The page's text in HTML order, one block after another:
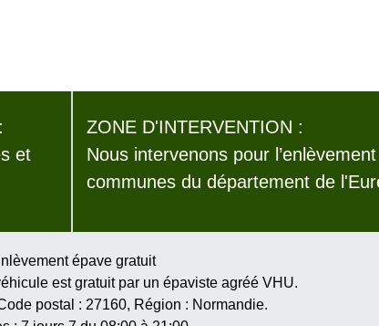
et
ZONE D'INTERVENTION :
Nous intervenons pour
communes du département de
épave gratuit
est gratuit par un épaviste agréé VHU.
postal : 27160, Région : Normandie.